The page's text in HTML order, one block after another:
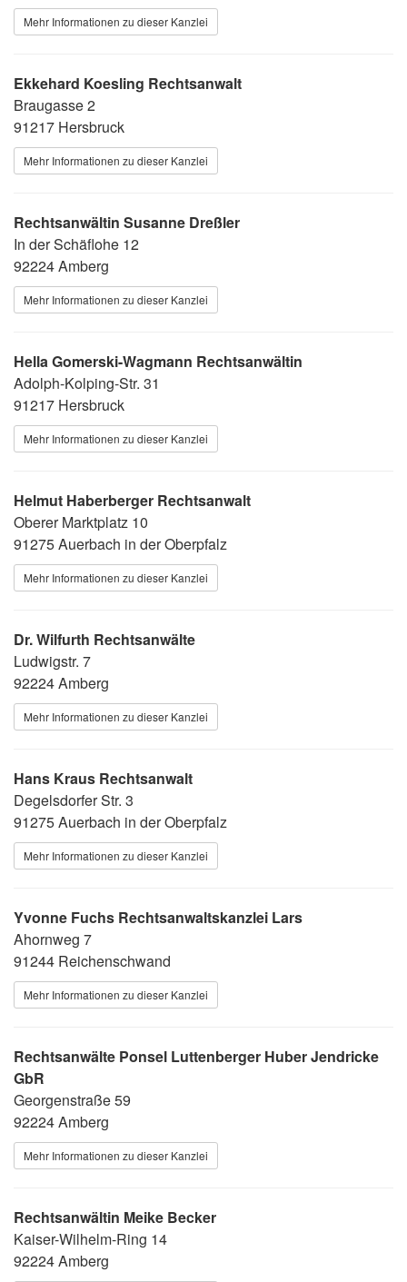
Mehr Informationen zu dieser Kanzlei
Ekkehard Koesling Rechtsanwalt
Braugasse 2
91217 Hersbruck
Mehr Informationen zu dieser Kanzlei
Rechtsanwältin Susanne Dreßler
In der Schäflohe 12
92224 Amberg
Mehr Informationen zu dieser Kanzlei
Hella Gomerski-Wagmann Rechtsanwältin
Adolph-Kolping-Str. 31
91217 Hersbruck
Mehr Informationen zu dieser Kanzlei
Helmut Haberberger Rechtsanwalt
Oberer Marktplatz 10
91275 Auerbach in der Oberpfalz
Mehr Informationen zu dieser Kanzlei
Dr. Wilfurth Rechtsanwälte
Ludwigstr. 7
92224 Amberg
Mehr Informationen zu dieser Kanzlei
Hans Kraus Rechtsanwalt
Degelsdorfer Str. 3
91275 Auerbach in der Oberpfalz
Mehr Informationen zu dieser Kanzlei
Yvonne Fuchs Rechtsanwaltskanzlei Lars
Ahornweg 7
91244 Reichenschwand
Mehr Informationen zu dieser Kanzlei
Rechtsanwälte Ponsel Luttenberger Huber Jendricke
GbR
Georgenstraße 59
92224 Amberg
Mehr Informationen zu dieser Kanzlei
Rechtsanwältin Meike Becker
Kaiser-Wilhelm-Ring 14
92224 Amberg